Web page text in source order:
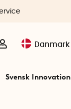
Danmark
Svensk Innovation